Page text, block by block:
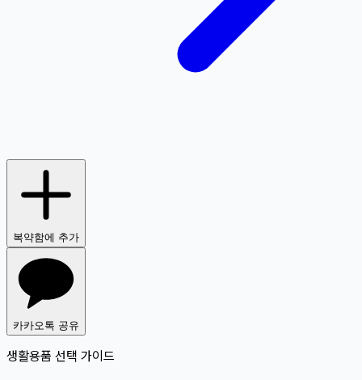
복약함에 추가
카카오톡 공유
생활용품 선택 가이드